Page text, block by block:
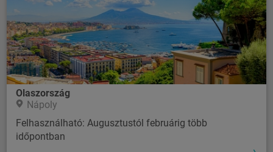
Olaszország
Nápoly
Felhasználható: Augusztustól februárig több
időpontban